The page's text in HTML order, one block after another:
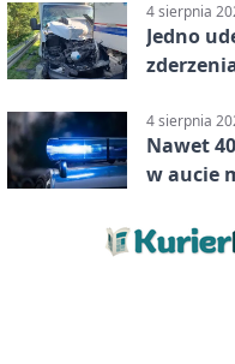
4 sierpnia
Jedno
4 sierpnia
Nawet
w aucie